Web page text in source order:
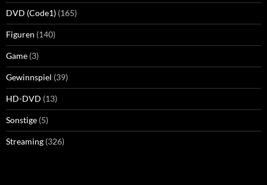
DVD (Code1) (165)
Figuren (140)
Game (3)
Gewinnspiel (39)
HD-DVD (13)
Sonstige (5)
Streaming (326)